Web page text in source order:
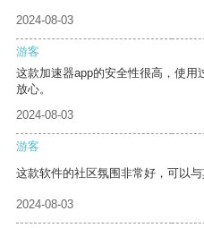
2024-08-03
游客
这款加速器app的安全性很高，使用
放心。
2024-08-03
游客
这款软件的社区氛围非常好，可以与
2024-08-03